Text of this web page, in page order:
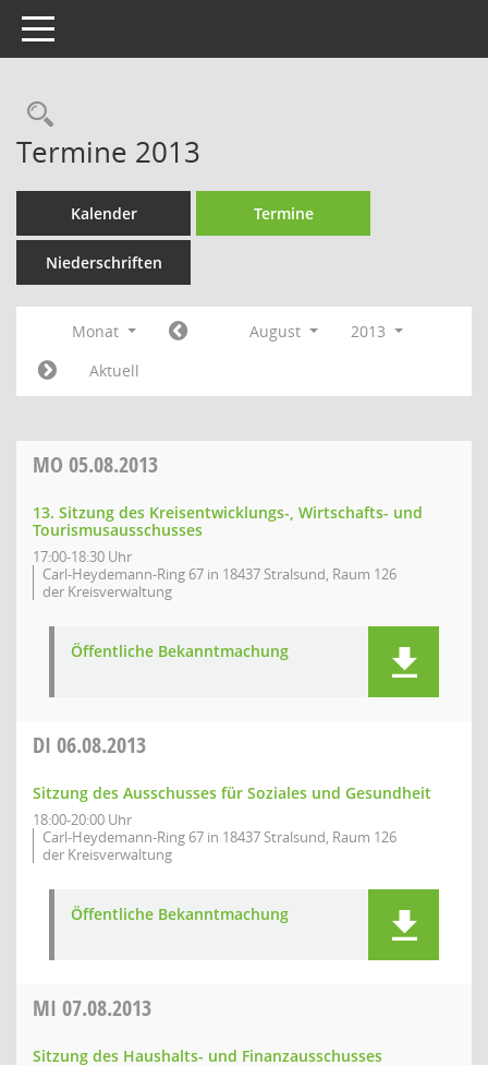
Toggle navigation
Rechercheauswahl
Termine 2013
Kalender Termine
Niederschriften
Monat August
2013
Aktuell
MO 05.08.2013
13. Sitzung des Kreisentwicklungs-, Wirtschafts- und
Tourismusausschusses
17:00-18:30 Uhr
Carl-Heydemann-Ring 67 in 18437 Stralsund, Raum 126
der Kreisverwaltung
Öffentliche Bekanntmachung
DI 06.08.2013
Sitzung des Ausschusses für Soziales und Gesundheit
18:00-20:00 Uhr
Carl-Heydemann-Ring 67 in 18437 Stralsund, Raum 126
der Kreisverwaltung
Öffentliche Bekanntmachung
MI 07.08.2013
Sitzung des Haushalts- und Finanzausschusses